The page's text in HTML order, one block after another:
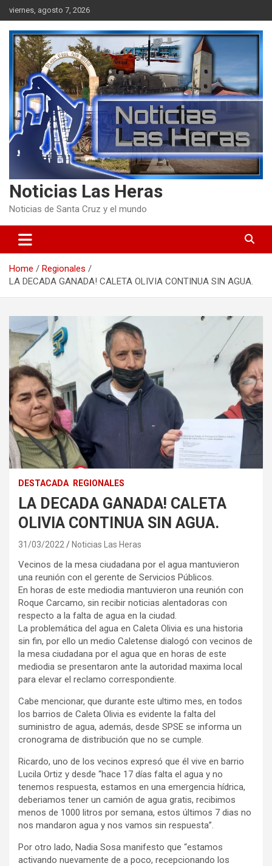
Skip
to
content
viernes, agosto 7, 2026
Noticias Las Heras
Noticias de Santa Cruz y el mundo
Home
Regionales
LA DECADA GANADA! CALETA OLIVIA CONTINUA SIN AGUA.
DESTACADA REGIONALES
LA DECADA GANADA! CALETA
OLIVIA CONTINUA SIN AGUA.
31/03/2022 Noticias Las Heras
Vecinos de la mesa ciudadana por el agua mantuvieron
una reunión con el gerente de Servicios Públicos.
En horas de este mediodia mantuvieron una reunión con
Roque Carcamo, sin recibir noticias alentadoras con
respecto a la falta de agua en la ciudad.
La problemática del agua en Caleta Olivia es una historia
sin fin, por ello un medio Caletense dialogó con vecinos de
la mesa ciudadana por el agua que en horas de este
mediodia se presentaron ante la autoridad maxima local
para elevar el reclamo correspondiente.
Cabe mencionar, que durante este ultimo mes, en todos
los barrios de Caleta Olivia es evidente la falta del
suministro de agua, además, desde SPSE se informa un
cronograma de distribución que no se cumple.
Ricardo, uno de los vecinos expresó que él vive en barrio
Lucila Ortiz y desde “hace 17 días falta el agua y no
tenemos respuesta, estamos en una emergencia hídrica,
deberiamos tener un camión de agua gratis, recibimos
menos de 1000 litros por semana, estos últimos 7 dias no
nos mandaron agua y nos vamos sin respuesta”.
Por otro lado, Nadia Sosa manifesto que “estamos
activando nuevamente de a poco, recepcionando los